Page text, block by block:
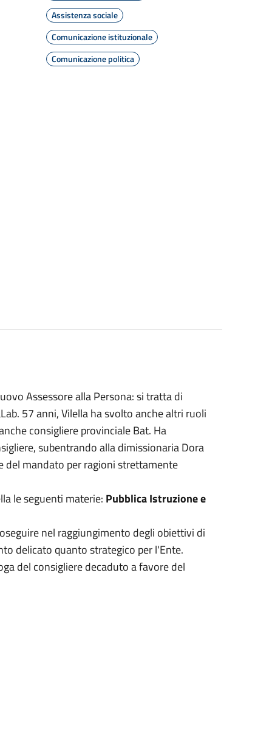
Assistenza sociale
Comunicazione istituzionale
Comunicazione politica
Assessore alla Persona: si tratta di
57 anni, Vilella ha svolto anche altri ruoli
consigliere provinciale Bat. Ha
subentrando alla dimissionaria Dora
del mandato per ragioni strettamente
le seguenti materie: Pubblica Istruzione e
nel raggiungimento degli obiettivi di
delicato quanto strategico per l'Ente.
del consigliere decaduto a favore del